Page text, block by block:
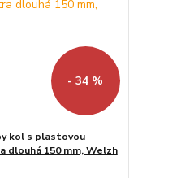
- 34 %
kol s plastovou
dlouhá 150 mm, Welzh